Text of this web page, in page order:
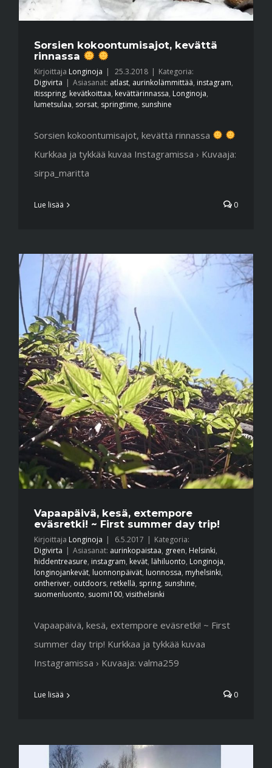
Sorsien kokoontumisajot, kevättä
rinnassa
Kirjoittaja Longinoja | 25.3.2018 | Kategoria:
Digivirta | Asiasanat: atlast, aurinkolämmittää, instagram,
itisspring, kevätkoittaa, kevättärinnassa, Longinoja,
lumetsulaa, sorsat, springtime, sunshine
Sorsien kokoontumisajot, kevättä rinnassa
Kurkkaa ja tykkää kuvaa Instagramissa › Kuvaaja:
sirpa_maritta
Lue lisää 0
Vapaapäivä, kesä, extempore
eväsretki! ~ First summer day trip!
Kirjoittaja Longinoja 6.5.2017
Kategoria:
Digivirta
Asiasanat: aurinkopaistaa, green, Helsinki,
hiddentreasure, instagram, kevät, lähiluonto, Longinoja,
longinojankevät, luonnonpäivät, luonnossa, myhelsinki,
ontheriver, outdoors, retkellä, spring, sunshine,
suomenluonto, suomi100, visithelsinki
Vapaapäivä, kesä, extempore eväsretki! ~ First
summer day trip! Kurkkaa ja tykkää kuvaa
Instagramissa › Kuvaaja: valma259
Lue lisää 0